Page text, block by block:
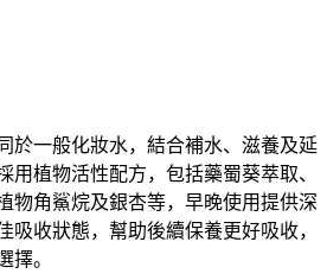
於一般化妝水，結合補水、滋養及延
用植物活性配方，包括藥蜀葵萃取、
物角鯊烷及銀杏等，早晚使用提供深
吸收狀態，幫助後續保養更好吸收，
擇。